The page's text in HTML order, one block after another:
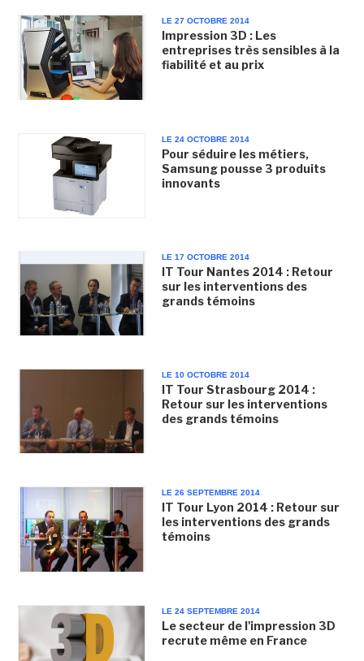
LE 27 OCTOBRE 2014
Impression 3D : Les
entreprises très sensibles à la
fiabilité et au prix
LE 24 OCTOBRE 2014
Pour séduire les métiers,
Samsung pousse 3 produits
innovants
LE 17 OCTOBRE 2014
IT Tour Nantes 2014 : Retour
sur les interventions des
grands témoins
LE 10 OCTOBRE 2014
IT Tour Strasbourg 2014 :
Retour sur les interventions
des grands témoins
LE 26 SEPTEMBRE 2014
IT Tour Lyon 2014 : Retour sur
les interventions des grands
témoins
LE 24 SEPTEMBRE 2014
Le secteur de l'impression 3D
recrute même en France